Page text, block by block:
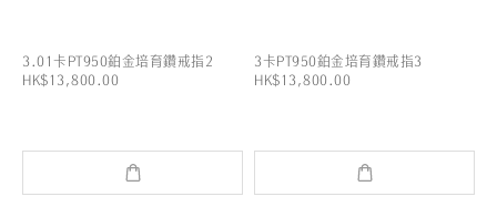
3.01卡PT950鉑金培育鑽戒指2
HK$13,800.00
3卡PT950鉑金培育鑽戒指3
HK$13,800.00